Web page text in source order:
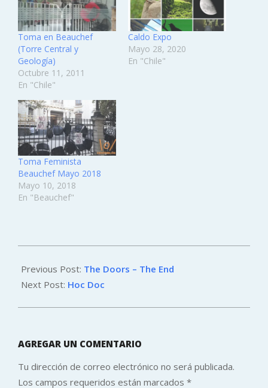
Toma en Beauchef
(Torre Central y
Geología)
Octubre 11, 2011
En "Chile"
Caldo Expo
Mayo 28, 2020
En "Chile"
Toma Feminista
Beauchef Mayo 2018
Mayo 10, 2018
En "Beauchef"
10-
12
Previous Post: The Doors – The End
Next Post: Hoc Doc
AGREGAR UN COMENTARIO
Tu dirección de correo electrónico no será publicada.
Los campos requeridos están marcados *